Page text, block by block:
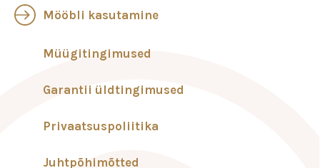
Mööbli kasutamine
Müügitingimused
Garantii üldtingimused
Privaatsuspoliitika
Juhtpõhimõtted